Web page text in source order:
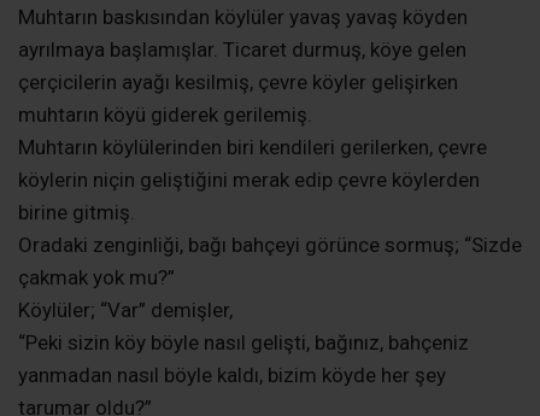
Muhtarın baskısından köylüler yavaş yavaş köyden
ayrılmaya başlamışlar. Ticaret durmuş, köye gelen
çerçicilerin ayağı kesilmiş, çevre köyler gelişirken
muhtarın köyü giderek gerilemiş.
Muhtarın köylülerinden biri kendileri gerilerken, çevre
köylerin niçin geliştiğini merak edip çevre köylerden
birine gitmiş.
Oradaki zenginliği, bağı bahçeyi görünce sormuş; “Sizde
çakmak yok mu?”
Köylüler; “Var” demişler,
“Peki sizin köy böyle nasıl gelişti, bağınız, bahçeniz
yanmadan nasıl böyle kaldı, bizim köyde her şey
tarumar oldu?”